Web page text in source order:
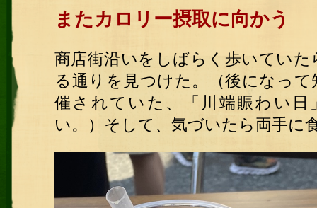
またカロリー摂取に向かう
商店街沿いをしばらく歩いてい
る通りを見つけた。（後になっ
催されていた、「川端賑わい
い。）そして、気づいたら両手に